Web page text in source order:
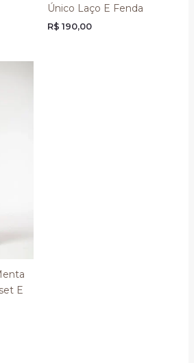
Único Laço E Fenda
R$ 190,00
E